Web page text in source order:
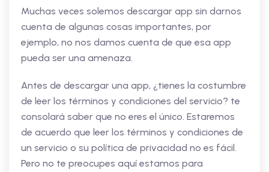
Muchas veces solemos descargar app sin darnos
cuenta de algunas cosas importantes, por
ejemplo, no nos damos cuenta de que esa app
pueda ser una amenaza.
Antes de descargar una app, ¿tienes la costumbre
de leer los términos y condiciones del servicio? te
consolará saber que no eres el único. Estaremos
de acuerdo que leer los términos y condiciones de
un servicio o su política de privacidad no es fácil.
Pero no te preocupes aquí estamos para